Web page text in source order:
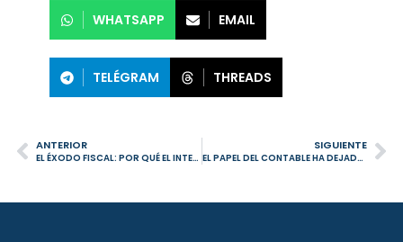
WHATSAPP EMAIL
TELÉGRAM THREADS
ANTERIOR
EL ÉXODO FISCAL: POR QUÉ EL INTERÉS BRITÁNICO EN PORTUGAL SE DISPARÓ ANTES DE LOS CAMBIOS FISCALES DEL REINO UNIDO EN 2025
SIGUIENTE
EL PAPEL DEL CONTABLE HA DEJADO DE SER SOLO CUMPLIR OBLIGACIONES